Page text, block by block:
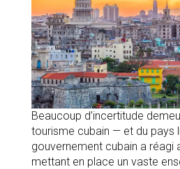
Beaucoup d’incertitude
tourisme cubain — et du pays
gouvernement cubain a réagi
mettant en place un vaste